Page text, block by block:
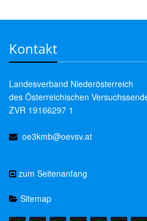
Kontakt
Landesverband Niederösterreich
des Österreichischen
ZVR 19166297 1
oe3kmb@oevsv.at
zum Seitenanfang
Sitemap